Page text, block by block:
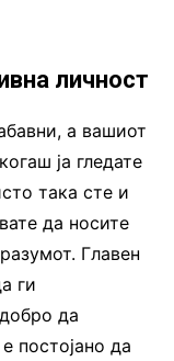
личност
а вашиот
ја гледате
така сте и
да носите
Главен
ги
да
постојано да